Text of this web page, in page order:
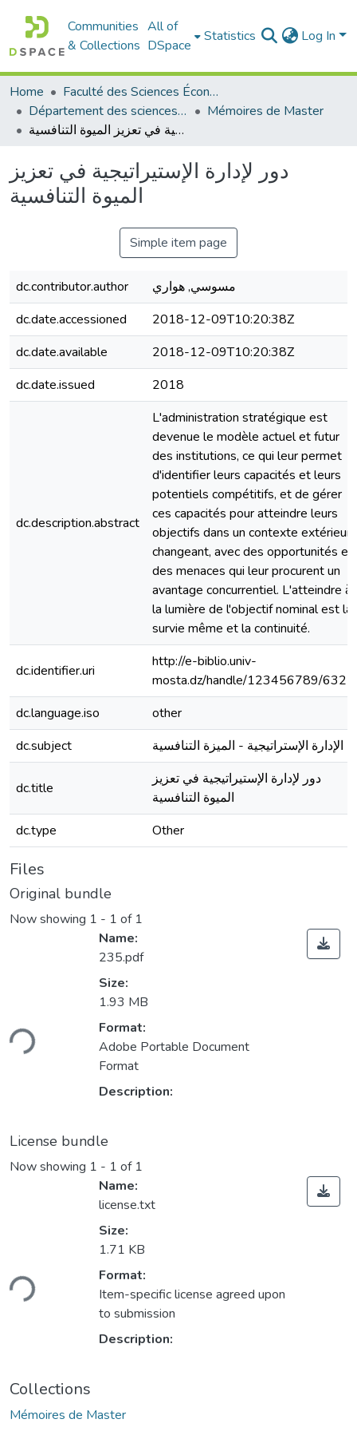
Communities
& Collections
All of
DSpace
Statistics Log In
Home
Faculté des Sciences Économiques Commerciales et des Sciences de Gestion
Département des sciences de gestion
Mémoires de Master
دور لإدارة الإستيراتيجية في تعزيز الميوة التنافسية
دور لإدارة الإستيراتيجية في تعزيز
الميوة التنافسية
Simple item page
dc.contributor.author
مسوسي, هواري
dc.date.accessioned
2018-12-09T10:20:38Z
dc.date.available
2018-12-09T10:20:38Z
dc.date.issued
2018
dc.description.abstract
L'administration stratégique est
devenue le modèle actuel et futur
des institutions, ce qui leur permet
d'identifier leurs capacités et leurs
potentiels compétitifs, et de gérer
ces capacités pour atteindre leurs
objectifs dans un contexte extérieur
changeant, avec des opportunités et
des menaces qui leur procurent un
avantage concurrentiel. L'atteindre à
la lumière de l'objectif nominal est la
survie même et la continuité.
dc.identifier.uri
http://e-biblio.univ-
mosta.dz/handle/123456789/6327
dc.language.iso
other
dc.subject
الإدارة الإستراتيجية - الميزة التنافسية
dc.title
دور لإدارة الإستيراتيجية في تعزيز
الميوة التنافسية
dc.type
Other
Files
Original bundle
Now showing 1 - 1 of 1
Name:
235.pdf
Size:
1.93 MB
Format:
Adobe Portable Document
Format
Description:
License bundle
Now showing 1 - 1 of 1
Name:
license.txt
Size:
1.71 KB
Format:
Item-specific license agreed upon
to submission
Description:
Collections
Mémoires de Master